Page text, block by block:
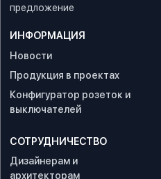
предложение
ИНФОРМАЦИЯ
Новости
Продукция в проектах
Конфигуратор розеток и
выключателей
СОТРУДНИЧЕСТВО
Дизайнерам и
архитекторам